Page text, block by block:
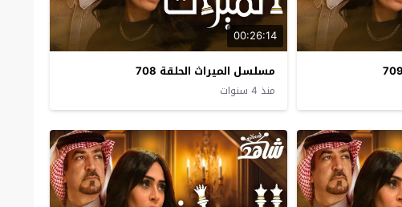
00:26:14
مسلسل الميراث الحلقة 708
منذ 4 سنوات